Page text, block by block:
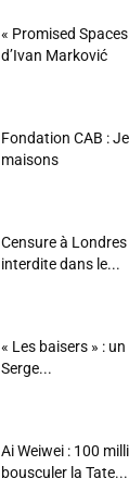
« Promised
d’Ivan Marković
Fondation CAB :
maisons
Censure à
interdite dans le...
« Les baisers » :
Serge...
Ai Weiwei : 100
bousculer la Tate...